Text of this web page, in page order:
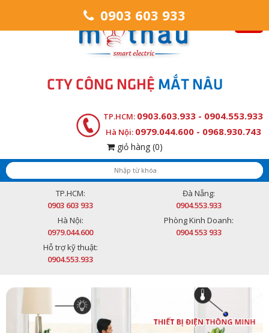
CTY CÔNG NGHỆ MẮT NÂU
TP.HCM: 0903.603.933 - 0904.553.933
Hà Nội: 0979.044.600 - 0968.930.743
giỏ hàng (0)
TP.HCM:
0903 603 933
Đà Nẵng:
0904.553.933
Hà Nội:
0979.044.600
Phòng Kinh Doanh:
0904 553 933
Hỗ trợ kỹ thuật:
0904.553.933
0903 603 933